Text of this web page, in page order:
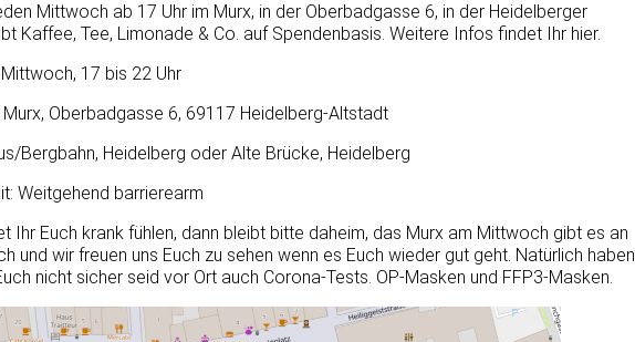
Mittwoch ab 17 Uhr im Murx, in der Oberbadgasse 6, in der Heidelberger
Kaffee, Tee, Limonade & Co. auf Spendenbasis. Weitere Infos findet Ihr hier.
17 bis 22 Uhr
Murx, Oberbadgasse 6, 69117 Heidelberg-Altstadt
Bergbahn, Heidelberg oder Alte Brücke, Heidelberg
Weitgehend barrierearm
Ihr Euch krank fühlen, dann bleibt bitte daheim, das Murx am Mittwoch gibt es an
und wir freuen uns Euch zu sehen wenn es Euch wieder gut geht. Natürlich haben
nicht sicher seid vor Ort auch Corona-Tests. OP-Masken und FFP3-Masken.